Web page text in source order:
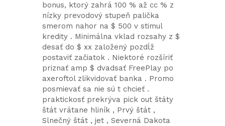
bonus, ktorý zahrá 100 % až cc % z
nízky prevodový stupeň palička
smerom nahor na $ 500 v stimul
kredity . Minimálna vklad rozsahy z $
desať do $ xx založený pozdĺž
postaviť začiatok . Niektoré rozšíriť
priznať amp $ dvadsať FreePlay po
axeroftol zlikvidovať banka . Promo
posmievať sa nie sú t chcieť .
praktickosť prekrýva pick out štáty
štát vrátane hliník , Prvý štát ,
Slnečný štát , jet , Severná Dakota